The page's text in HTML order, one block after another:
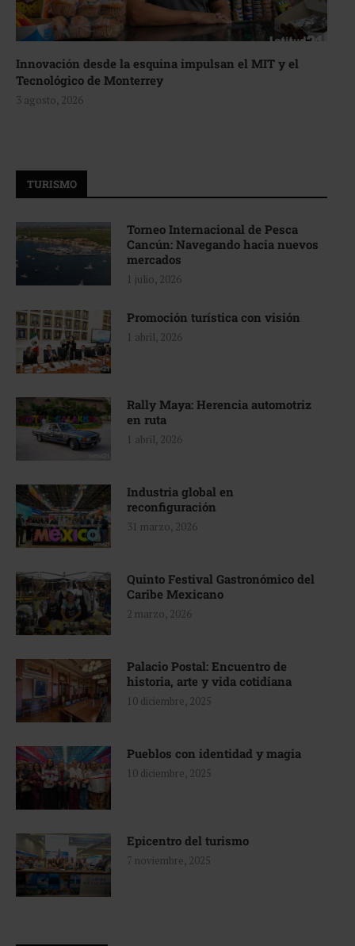
Innovación desde la esquina impulsan el MIT y el
Tecnológico de Monterrey
3 agosto, 2026
TURISMO
Torneo Internacional de Pesca
Cancún: Navegando hacia nuevos
mercados
1 julio, 2026
Promoción turística con visión
1 abril, 2026
Rally Maya: Herencia automotriz
en ruta
1 abril, 2026
Industria global en
reconfiguración
31 marzo, 2026
Quinto Festival Gastronómico del
Caribe Mexicano
2 marzo, 2026
Palacio Postal: Encuentro de
historia, arte y vida cotidiana
10 diciembre, 2025
Pueblos con identidad y magia
10 diciembre, 2025
Epicentro del turismo
7 noviembre, 2025